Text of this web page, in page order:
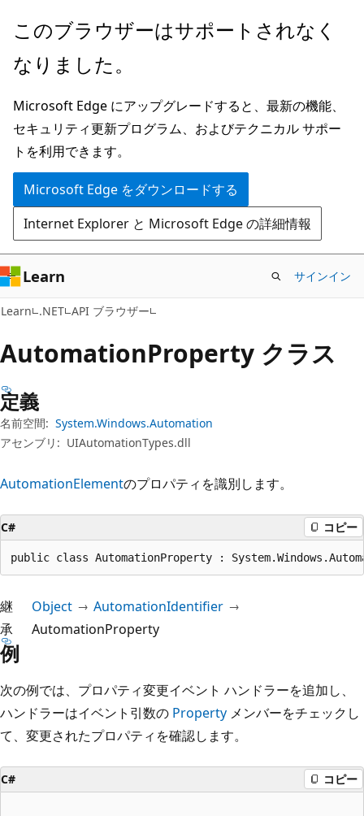
メ
ン
ン
テ
ン
ツ
に
ス
キ
ッ
プ
ペ
ジ
ナ
ビ
ゲ
ー
シ
ョ
ン
に
ス
キ
プ
このブラウザーはサポートされなく
なりました。
Microsoft Edge にアップグレードすると、最新の機能、
セキュリティ更新プログラム、およびテクニカル サポー
トを利用できます。
Microsoft Edge をダウンロードする
Internet Explorer と Microsoft Edge の詳細情報
Learn サインイン
Learn .NET API ブラウザー
AutomationProperty クラス
定義
名前空間: System.Windows.Automation
アセンブリ: UIAutomationTypes.dll
AutomationElementのプロパティを識別します。
C# コピー
public class AutomationProperty :
継
承
Object
AutomationIdentifier
AutomationProperty
例
次の例では、プロパティ変更イベント ハンドラーを追加し、
ハンドラーはイベント引数の Property メンバーをチェックし
て、変更されたプロパティを確認します。
C# コピー